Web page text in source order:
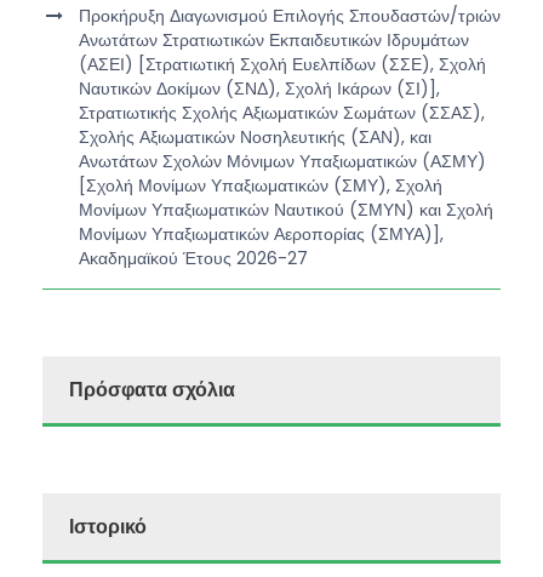
Προκήρυξη Διαγωνισμού Επιλογής Σπουδαστών/τριών
Ανωτάτων Στρατιωτικών Εκπαιδευτικών Ιδρυμάτων
(ΑΣΕΙ) [Στρατιωτική Σχολή Ευελπίδων (ΣΣΕ), Σχολή
Ναυτικών Δοκίμων (ΣΝΔ), Σχολή Ικάρων (ΣΙ)],
Στρατιωτικής Σχολής Αξιωματικών Σωμάτων (ΣΣΑΣ),
Σχολής Αξιωματικών Νοσηλευτικής (ΣΑΝ), και
Ανωτάτων Σχολών Μόνιμων Υπαξιωματικών (ΑΣΜΥ)
[Σχολή Μονίμων Υπαξιωματικών (ΣΜΥ), Σχολή
Μονίμων Υπαξιωματικών Ναυτικού (ΣΜΥΝ) και Σχολή
Μονίμων Υπαξιωματικών Αεροπορίας (ΣΜΥΑ)],
Ακαδημαϊκού Έτους 2026-27
Πρόσφατα σχόλια
Ιστορικό